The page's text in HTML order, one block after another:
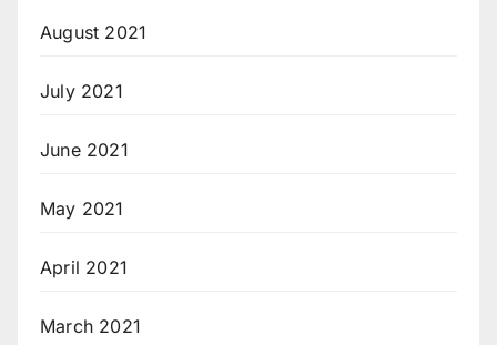
August 2021
July 2021
June 2021
May 2021
April 2021
March 2021